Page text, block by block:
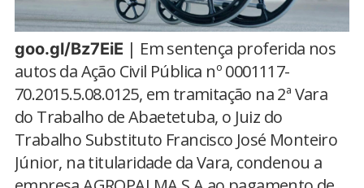
goo.gl/Bz7EiE | Em sentença proferida nos
autos da Ação Civil Pública nº 0001117-
70.2015.5.08.0125, em tramitação na 2ª Vara
do Trabalho de Abaetetuba, o Juiz do
Trabalho Substituto Francisco José Monteiro
Júnior, na titularidade da ​V​ara, condenou a